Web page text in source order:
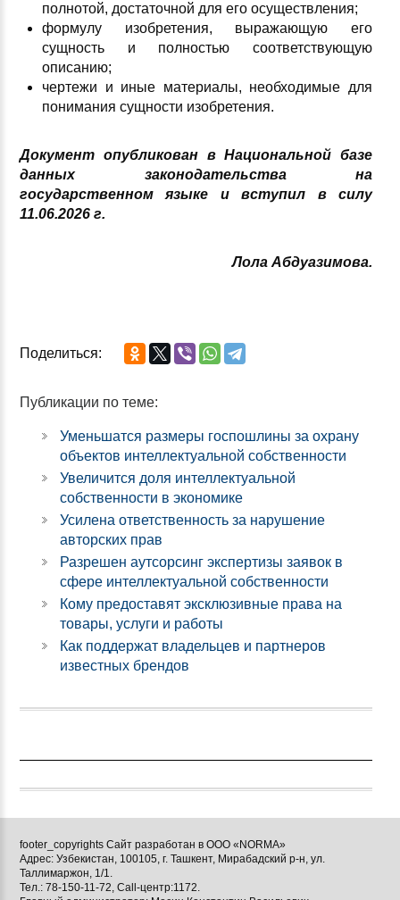
полнотой, достаточной для его осуществления;
формулу изобретения, выражающую его
сущность и полностью соответствующую
описанию;
чертежи и иные материалы, необходимые для
понимания сущности изобретения.
Документ опубликован в Национальной базе
данных законодательства на
государственном языке и вступил в силу
11.06.2026 г.
Лола Абдуазимова.
Поделиться:
Публикации по теме:
Уменьшатся размеры госпошлины за охрану
объектов интеллектуальной собственности
Увеличится доля интеллектуальной
собственности в экономике
Усилена ответственность за нарушение
авторских прав
Разрешен аутсорсинг экспертизы заявок в
сфере интеллектуальной собственности
Кому предоставят эксклюзивные права на
товары, услуги и работы
Как поддержат владельцев и партнеров
известных брендов
footer_copyrights Сайт разработан в ООО «NORMA»
Адрес: Узбекистан, 100105, г. Ташкент, Мирабадский р-н, ул.
Таллимаржон, 1/1.
Тел.: 78-150-11-72, Call-центр:1172.